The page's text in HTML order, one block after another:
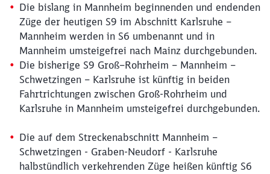
Die bislang in Mannheim beginnenden und endenden
Züge der heutigen S9 im Abschnitt Karlsruhe –
Mannheim werden in S6 umbenannt und in
Mannheim umsteigefrei nach Mainz durchgebunden.
Die bisherige S9 Groß–Rohrheim – Mannheim –
Schwetzingen – Karlsruhe ist künftig in beiden
Fahrtrichtungen zwischen Groß-Rohrheim und
Karlsruhe in Mannheim umsteigefrei durchgebunden.
Die auf dem Streckenabschnitt Mannheim –
Schwetzingen - Graben-Neudorf - Karlsruhe
halbstündlich verkehrenden Züge heißen künftig S6